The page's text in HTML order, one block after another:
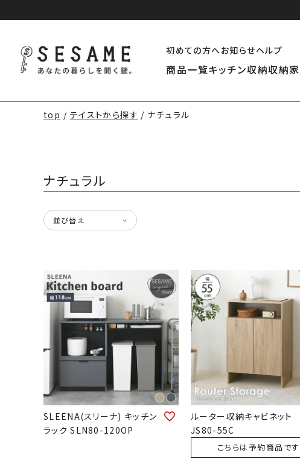
初めての方へお知らせヘルプ
商品一覧キッチン収納収納
top テイストから探す ナチュラル
ナチュラル
並び替え
SLEENA(スリーナ) キッチン
ラック SLN80-120OP
ルーター収納キャビネット
JS80-55C
こちらは予約商品です